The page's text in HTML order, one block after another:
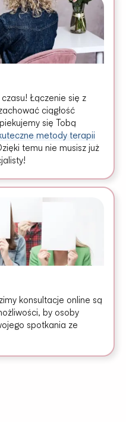
Łączenie się z
ciągłość
się Tobą
metody terapii
temu nie musisz już
konsultacje online są
by osoby
spotkania ze